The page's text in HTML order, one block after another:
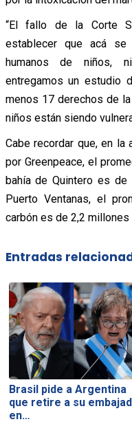
“El fallo de la Corte
establecer que acá se
humanos de niños,
entregamos un estudio
menos 17 derechos de
niños están siendo
Cabe recordar que, en la
por Greenpeace, el
bahía de Quintero es
Puerto Ventanas, el
carbón es de 2,2 millones
Entradas
Brasil pide a Argentina
que retire a su
en…